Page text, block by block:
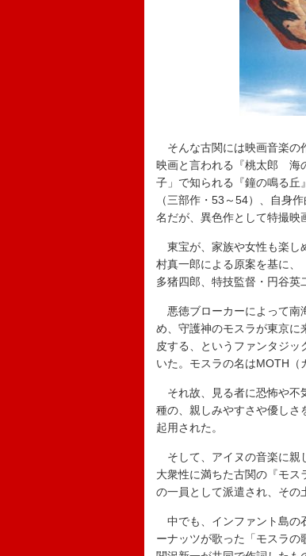
そんな古関には映画音楽の
映画と言われる『桃太郎 海
子」で知られる『鐘の鳴る丘
（三部作・53～54）、自身
名だが、異色作として特撮映
東宝が、家族や女性も楽し
村真一郎による原案を基に、
多猪四郎、特技監督・円谷英
悪徳ブローカーによって南
め、守護神のモスラが東京に
皮する、というファンタジ
いた。モスラの名はMOTH（
それ故、見る者に恐怖や不
種の、親しみやすさや優しさ
起用された。
そして、アイヌの音楽に親
大衆性に満ちた古関の『モス
の一員として派遣され、その
中でも、インファント島の
ーナッツが歌った「モスラ